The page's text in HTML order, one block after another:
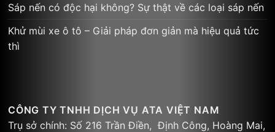
Sáp nến có độc hại không? Sự thật về các loại sáp nến
Khử mùi xe ô tô – Giải pháp đơn giản mà hiệu quả tức
thì
CÔNG TY TNHH DỊCH VỤ ATA VIỆT NAM
Trụ sở chính: Số 216 Trần Điền, Định Công, Hoàng Mai,